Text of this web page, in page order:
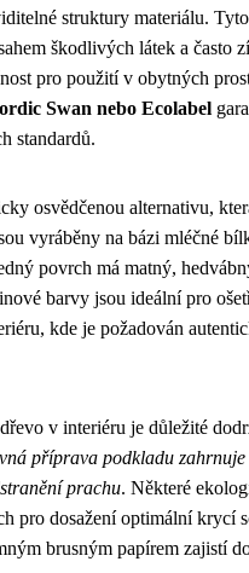
struktury materiálu.
škodlivých látek a často
pro použití v obytných
Swan nebo Ecolabel
standardů.
osvědčenou alternativu,
vyráběny na bázi mléčné
povrch má matný,
barvy jsou ideální pro
kde je požadován
v interiéru je důležité
příprava podkladu zahrnuje
prachu. Některé
pro dosažení optimální krycí
brusným papírem zajistí